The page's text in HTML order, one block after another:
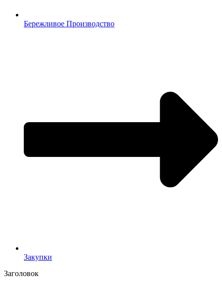
Бережливое Производство
Закупки
Заголовок